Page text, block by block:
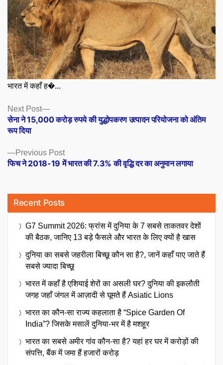
भारत में कहाँ ह�...
Posts
navigation
Previous PostPrevious
post:
फिच ने 2018-19 में भारत की 7.3% की वृद्धि दर का अनुमान लगाया
Next Post
Next
post:
सेना ने 15,000 करोड़ रुपये की युद्धोपकरण उत्पादन परियोजना को अंतिम
रूप दिया
Recent Posts
G7 Summit 2026: फ्रांस में दुनिया के 7 सबसे ताकतवर देशों
की बैठक, जानिए 13 बड़े फैसले और भारत के लिए क्यों है खास
दुनिया का सबसे जहरीला बिच्छू कौन सा है?, जानें कहाँ पाए जाते हैं
सबसे ज्यादा बिच्छू
भारत में कहाँ है एशियाई शेरों का असली घर? दुनिया की इकलौती
जगह जहाँ जंगल में आज़ादी से घूमते हैं Asiatic Lions
भारत का कौन-सा राज्य कहलाता है “Spice Garden Of
India”? जिसके मसालें दुनिया-भर में है मशहूर
भारत का सबसे अमीर गांव कौन-सा है? यहां हर घर में करोड़ों की
संपत्ति, बैंक में जमा हैं हजारों करोड़